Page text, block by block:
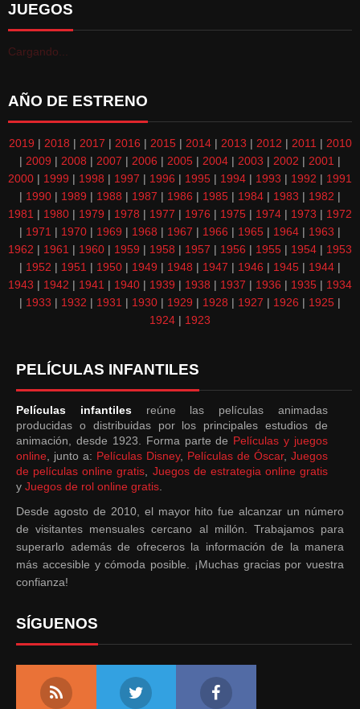
JUEGOS
Cargando...
AÑO DE ESTRENO
2019 | 2018 | 2017 | 2016 | 2015| 2014| 2013 | 2012 | 2011 | 2010
| 2009 | 2008 | 2007 | 2006 | 2005 | 2004 | 2003 | 2002 | 2001 |
2000 | 1999 | 1998 | 1997 | 1996 | 1995 | 1994 | 1993 | 1992 | 1991
| 1990 | 1989 | 1988 | 1987 | 1986 | 1985 | 1984 | 1983 | 1982 |
1981 | 1980 | 1979 | 1978 | 1977 | 1976 | 1975 | 1974 | 1973 | 1972
| 1971 | 1970 | 1969 | 1968 | 1967 | 1966 | 1965 | 1964 | 1963 |
1962 | 1961 | 1960 | 1959 | 1958 | 1957 | 1956 | 1955 | 1954 | 1953
| 1952 | 1951 | 1950 | 1949 | 1948 | 1947 | 1946 | 1945 | 1944 |
1943 | 1942 | 1941 | 1940 | 1939 | 1938 | 1937 | 1936 | 1935 | 1934
| 1933 | 1932 | 1931 | 1930 | 1929 | 1928 | 1927 | 1926 | 1925 |
1924 | 1923
PELÍCULAS INFANTILES
Películas infantilesreúne las películas animadas
producidas o distribuidas por los principales estudios de
animación, desde 1923. Forma parte de Películas y juegos
online, junto a: Películas Disney, Películas de Óscar, Juegos
de películas online gratis, Juegos de estrategia online gratis
y Juegos de rol online gratis.
Desde agosto de 2010, el mayor hito fue alcanzar un número
de visitantes mensuales cercano al millón. Trabajamos para
superarlo además de ofreceros la información de la manera
más accesible y cómoda posible. ¡Muchas gracias por vuestra
confianza!
SÍGUENOS